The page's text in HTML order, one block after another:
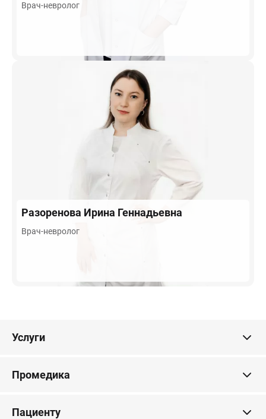
Врач-невролог
Разоренова Ирина Геннадьевна
Врач-невролог
Услуги
Промедика
Пациенту